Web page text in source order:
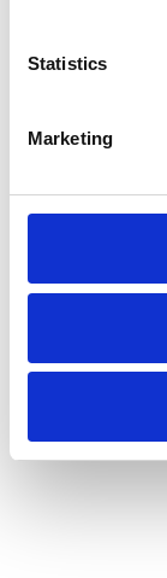
Statistics
Marketing